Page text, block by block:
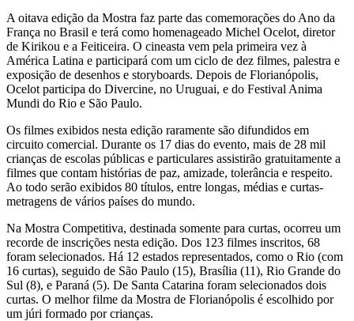
A oitava edição da Mostra faz parte das comemorações do Ano da
França no Brasil e terá como homenageado Michel Ocelot, diretor
de Kirikou e a Feiticeira. O cineasta vem pela primeira vez à
América Latina e participará com um ciclo de dez filmes, palestra e
exposição de desenhos e storyboards. Depois de Florianópolis,
Ocelot participa do Divercine, no Uruguai, e do Festival Anima
Mundi do Rio e São Paulo.
Os filmes exibidos nesta edição raramente são difundidos em
circuito comercial. Durante os 17 dias do evento, mais de 28 mil
crianças de escolas públicas e particulares assistirão gratuitamente a
filmes que contam histórias de paz, amizade, tolerância e respeito.
Ao todo serão exibidos 80 títulos, entre longas, médias e curtas-
metragens de vários países do mundo.
Na Mostra Competitiva, destinada somente para curtas, ocorreu um
recorde de inscrições nesta edição. Dos 123 filmes inscritos, 68
foram selecionados. Há 12 estados representados, como o Rio (com
16 curtas), seguido de São Paulo (15), Brasília (11), Rio Grande do
Sul (8), e Paraná (5). De Santa Catarina foram selecionados dois
curtas. O melhor filme da Mostra de Florianópolis é escolhido por
um júri formado por crianças.